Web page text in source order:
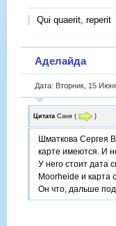
Qui quaerit, reperit
Аделайда
Дата: Вторник, 15
Цитата Саня ( )
Шматкова Сергея
карте имеются. И
У него стоит дата
Moorheide и карта
Он что, дальше